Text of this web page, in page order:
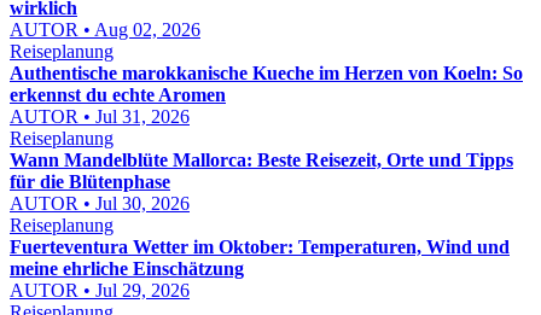
wirklich
AUTOR • Aug 02, 2026
Reiseplanung
Authentische marokkanische Kueche im Herzen von Koeln: So
erkennst du echte Aromen
AUTOR • Jul 31, 2026
Reiseplanung
Wann Mandelblüte Mallorca: Beste Reisezeit, Orte und Tipps
für die Blütenphase
AUTOR • Jul 30, 2026
Reiseplanung
Fuerteventura Wetter im Oktober: Temperaturen, Wind und
meine ehrliche Einschätzung
AUTOR • Jul 29, 2026